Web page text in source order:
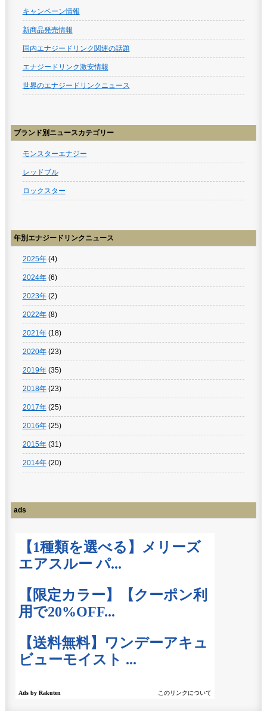
キャンペーン情報
新商品発売情報
国内エナジードリンク関連の話題
エナジードリンク激安情報
世界のエナジードリンクニュース
ブランド別ニュースカテゴリー
モンスターエナジー
レッドブル
ロックスター
年別エナジードリンクニュース
2025年(4)
2024年(6)
2023年(2)
2022年(8)
2021年(18)
2020年(23)
2019年(35)
2018年(23)
2017年(25)
2016年(25)
2015年(31)
2014年(20)
ads